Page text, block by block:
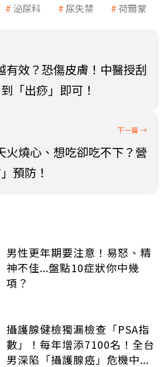
泌尿科 尿失禁 荷爾蒙
有效？恐傷皮膚！中醫授刮
「出痧」即可！
火燒心、想吃卻吃不下？營
預防！
男性更年期要注意！易怒、精
神不佳...盤點10症狀你中幾
項？
攝護腺健檢獨漏檢查「PSA指
數」！每年增添7100名！全台
男深陷「攝護腺癌」危機中...